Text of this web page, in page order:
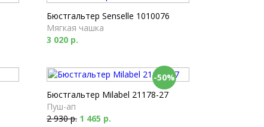
Бюстгальтер Senselle 1010076
Мягкая чашка
3 020 р.
-50%
Бюстгальтер Milabel 21178-27
Пуш-ап
2 930 р. 1 465 р.